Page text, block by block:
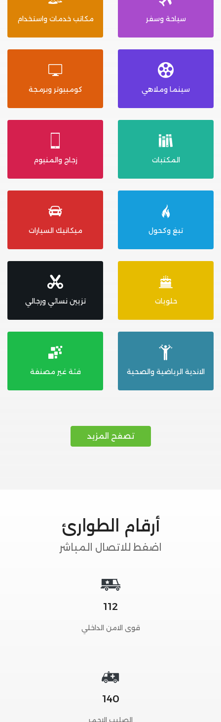
سياحة وسفر مكاتب خدمات واستخدام
سينما وملاهي كومبيوتر وبرمجة
المكتبات زجاج والمنيوم
تبغ وكحول ميكانيك السيارات
حلويات تزيين نسائي ورجالي
الاندية الرياضية والصحية فئة غير مصنفة
تصفح المزيد
أرقام الطوارئ
اضفط للاتصال المباشر
112
قوى الامن الداخلي
140
الصليب الاحمر